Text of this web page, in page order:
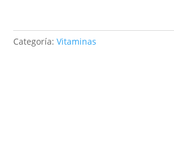
Categoría:Vitaminas